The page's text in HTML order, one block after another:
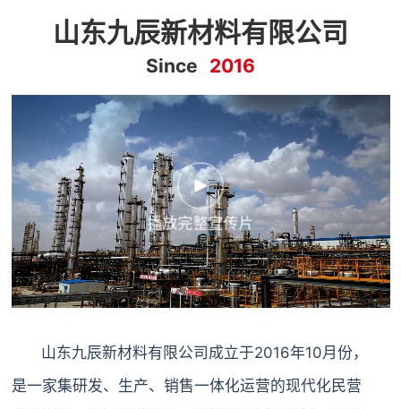
山东九辰新材料有限公司
Since 2016

播放完整宣传片
山东九辰新材料有限公司成立于2016年10月份，
是一家集研发、生产、销售一体化运营的现代化民营